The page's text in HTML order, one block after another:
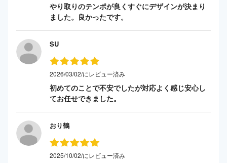
やり取りのテンポが良くすぐにデザインが決まり
ました。良かったです。
SU
2026/03/02/にレビュー済み
初めてのことで不安でしたが対応よく感じ安心し
てお任せできました。
おり鶴
2025/10/02/にレビュー済み